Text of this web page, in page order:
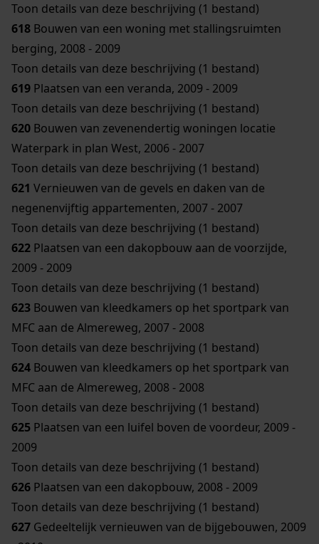
Toon details van deze beschrijving (1 bestand)
618 Bouwen van een woning met stallingsruimten
berging, 2008 - 2009
Toon details van deze beschrijving (1 bestand)
619 Plaatsen van een veranda, 2009 - 2009
Toon details van deze beschrijving (1 bestand)
620 Bouwen van zevenendertig woningen locatie
Waterpark in plan West, 2006 - 2007
Toon details van deze beschrijving (1 bestand)
621 Vernieuwen van de gevels en daken van de
negenenvijftig appartementen, 2007 - 2007
Toon details van deze beschrijving (1 bestand)
622 Plaatsen van een dakopbouw aan de voorzijde,
2009 - 2009
Toon details van deze beschrijving (1 bestand)
623 Bouwen van kleedkamers op het sportpark van
MFC aan de Almereweg, 2007 - 2008
Toon details van deze beschrijving (1 bestand)
624 Bouwen van kleedkamers op het sportpark van
MFC aan de Almereweg, 2008 - 2008
Toon details van deze beschrijving (1 bestand)
625 Plaatsen van een luifel boven de voordeur, 2009 -
2009
Toon details van deze beschrijving (1 bestand)
626 Plaatsen van een dakopbouw, 2008 - 2009
Toon details van deze beschrijving (1 bestand)
627 Gedeeltelijk vernieuwen van de bijgebouwen, 2009